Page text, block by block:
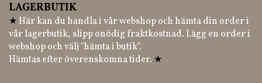
LAGERBUTIK
★ Här kan du handla i vår webshop och hämta din order i
vår lagerbutik, slipp onödig fraktkostnad. Lägg en order i
webshop och välj "hämta i butik".
Hämtas efter överenskomna tider. ★